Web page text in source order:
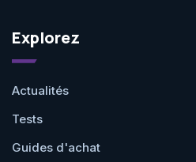
Explorez
Actualités
Tests
Guides d'achat